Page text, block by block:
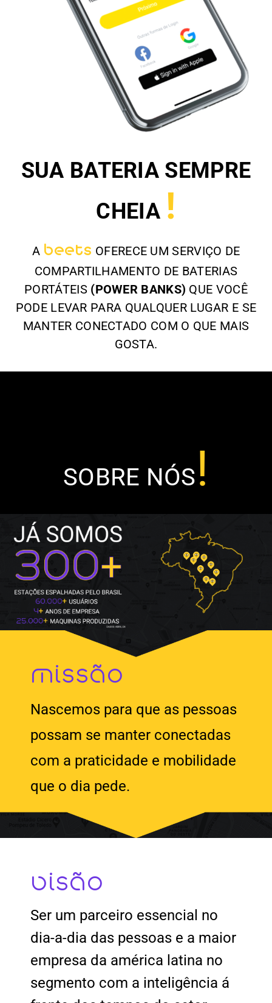
SUA BATERIA SEMPRE
CHEIA !
A beets OFERECE UM SERVIÇO DE
COMPARTILHAMENTO DE BATERIAS
PORTÁTEIS (POWER BANKS) QUE VOCÊ
PODE LEVAR PARA QUALQUER LUGAR E SE
MANTER CONECTADO COM O QUE MAIS
GOSTA.
SOBRE NÓS!
missão
Nascemos para que as pessoas
possam se manter conectadas
com a praticidade e mobilidade
que o dia pede.
visão
Ser um parceiro essencial no
dia-a-dia das pessoas e a maior
empresa da américa latina no
segmento com a inteligência á